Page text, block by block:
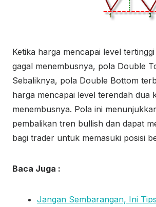
Ketika harga mencapai level
gagal menembusnya, pola Double
Sebaliknya, pola Double Bottom
harga mencapai level terendah dua
menembusnya. Pola ini
pembalikan tren bullish dan dapat
bagi trader untuk memasuki posisi
Baca Juga :
Jangan Sembarangan, Ini